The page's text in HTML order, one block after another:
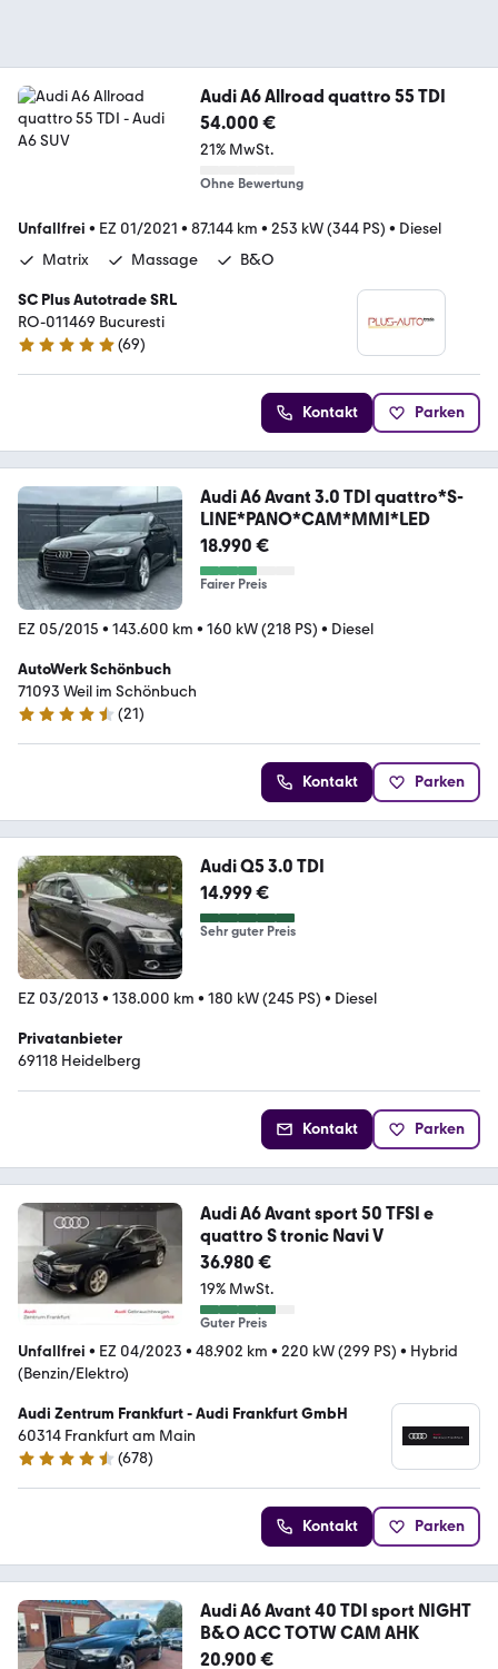
Audi A6 Allroad quattro 55 TDI
54.000 €
21% MwSt.
Ohne Bewertung
Unfallfrei • EZ 01/2021 • 87.144 km • 253 kW (344 PS) • Diesel
Matrix
Massage B&O
SC Plus Autotrade SRL
RO-011469 Bucuresti
5 Sterne
(69)
Kontakt Parken
Audi A6 Avant 3.0 TDI quattro*S-
LINE*PANO*CAM*MMI*LED
18.990 €
Fairer Preis
EZ 05/2015 • 143.600 km • 160 kW (218 PS) • Diesel
AutoWerk Schönbuch
71093 Weil im Schönbuch
4.7 Sterne
(21)
Kontakt Parken
Audi Q5 3.0 TDI
14.999 €
Sehr guter Preis
EZ 03/2013 • 138.000 km • 180 kW (245 PS) • Diesel
Privatanbieter
69118 Heidelberg
Kontakt Parken
Audi A6 Avant sport 50 TFSI e
quattro S tronic Navi V
36.980 €
19% MwSt.
Guter Preis
Unfallfrei • EZ 04/2023 • 48.902 km • 220 kW (299 PS) • Hybrid
(Benzin/Elektro)
Audi Zentrum Frankfurt - Audi Frankfurt GmbH
60314 Frankfurt am Main
4.4 Sterne
(678)
Kontakt Parken
Audi A6 Avant 40 TDI sport NIGHT
B&O ACC TOTW CAM AHK
20.900 €